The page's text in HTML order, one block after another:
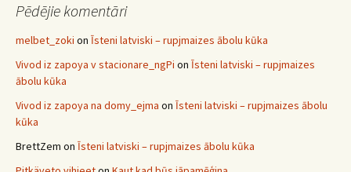
Pēdējie komentāri
melbet_zoki on Īsteni latviski – rupjmaizes ābolu kūka
Vivod iz zapoya v stacionare_ngPi on Īsteni latviski – rupjmaizes
ābolu kūka
Vivod iz zapoya na domy_ejma on Īsteni latviski – rupjmaizes ābolu
kūka
BrettZem on Īsteni latviski – rupjmaizes ābolu kūka